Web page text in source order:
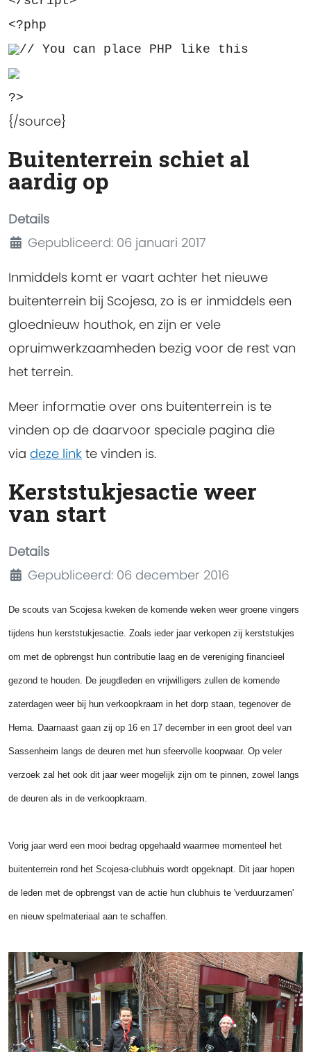
<?php
// You can place PHP like this
?>
{/source}
Buitenterrein schiet al
aardig op
Details
Gepubliceerd: 06 januari 2017
Inmiddels komt er vaart achter het nieuwe
buitenterrein bij Scojesa, zo is er inmiddels een
gloednieuw houthok, en zijn er vele
opruimwerkzaamheden bezig voor de rest van
het terrein.
Meer informatie over ons buitenterrein is te
vinden op de daarvoor speciale pagina die
via deze link te vinden is.
Kerststukjesactie weer
van start
Details
Gepubliceerd: 06 december 2016
De scouts van Scojesa kweken de komende weken weer groene vingers
tijdens hun kerststukjesactie. Zoals ieder jaar verkopen zij kerststukjes
om met de opbrengst hun contributie laag en de vereniging financieel
gezond te houden. De jeugdleden en vrijwilligers zullen de komende
zaterdagen weer bij hun verkoopkraam in het dorp staan, tegenover de
Hema. Daarnaast gaan zij op 16 en 17 december in een groot deel van
Sassenheim langs de deuren met hun sfeervolle koopwaar. Op veler
verzoek zal het ook dit jaar weer mogelijk zijn om te pinnen, zowel langs
de deuren als in de verkoopkraam.
Vorig jaar werd een mooi bedrag opgehaald waarmee momenteel het
buitenterrein rond het Scojesa-clubhuis wordt opgeknapt. Dit jaar hopen
de leden met de opbrengst van de actie hun clubhuis te 'verduurzamen'
en nieuw spelmateriaal aan te schaffen.